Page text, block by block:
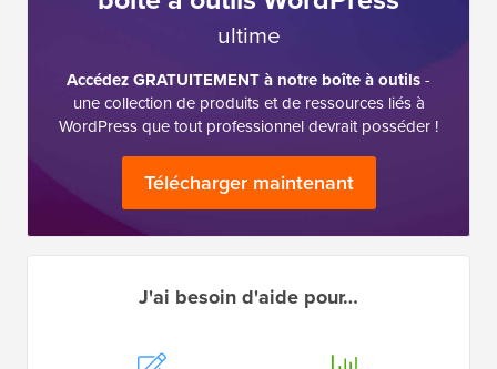
ultime
Accédez GRATUITEMENT à notre boîte à outils-
une collection de produits et de ressources liés à
WordPress que tout professionnel devrait posséder !
Télécharger maintenant
J'ai besoin d'aide pour…